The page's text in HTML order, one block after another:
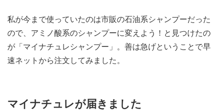
私が今まで使っていたのは市販の石油系シャンプーだった
ので、アミノ酸系のシャンプーに変えよう！と見つけたの
が「マイナチュレシャンプー」。善は急げということで早
速ネットから注文してみました。
マイナチュレが届きました